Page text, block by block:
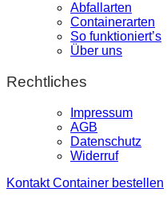
Abfallarten
Containerarten
So funktioniert’s
Über uns
Rechtliches
Impressum
AGB
Datenschutz
Widerruf
Kontakt Container bestellen